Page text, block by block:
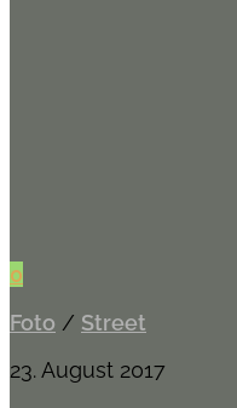
0
Foto / Street
23. August 2017